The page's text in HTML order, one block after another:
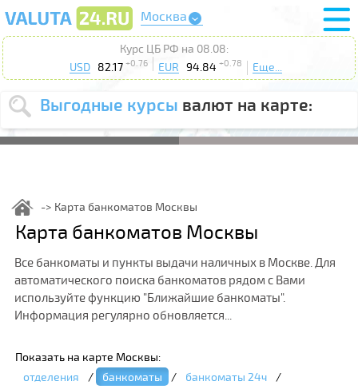
Москва
Курс ЦБ РФ на 08.08:
USD
82.17 +0.76 EUR 94.84 +0.78 Еще...
Выгодные курсы валют на карте:
Выберите
USD EUR
курс от
Выберите
действие: Продать Купить
Поиск
Карта банкоматов Москвы
Карта банкоматов Москвы
Все банкоматы и пункты выдачи наличных в Москве. Для
автоматического поиска банкоматов рядом с Вами
используйте функцию "Ближайшие банкоматы".
Информация регулярно обновляется...
Показать на карте Москвы:
отделения
/ банкоматы / банкоматы 24ч
/